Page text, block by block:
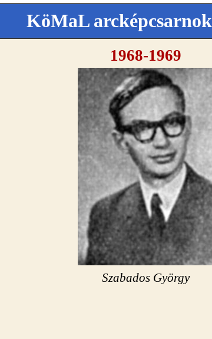
KöMaL arcképcsarnok
1968-1969
Szabados György